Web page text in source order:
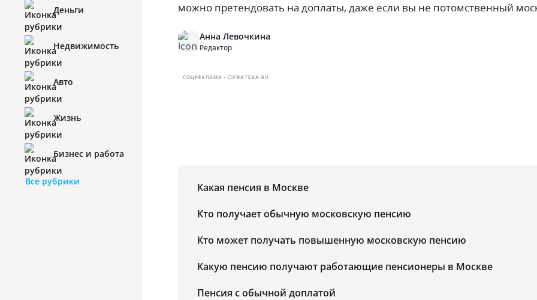
Деньги
Недвижимость
Авто
Жизнь
Бизнес и работа
Все рубрики
можно претендовать на доплаты, даже если вы не потомственный
Анна Левочкина
Редактор
СОЦРЕКЛАМА • CIFRATEKA.RU
Какая пенсия в Москве
Кто получает обычную московскую пенсию
Кто может получать повышенную московскую пенсию
Какую пенсию получают работающие пенсионеры в Москве
Пенсия с обычной доплатой